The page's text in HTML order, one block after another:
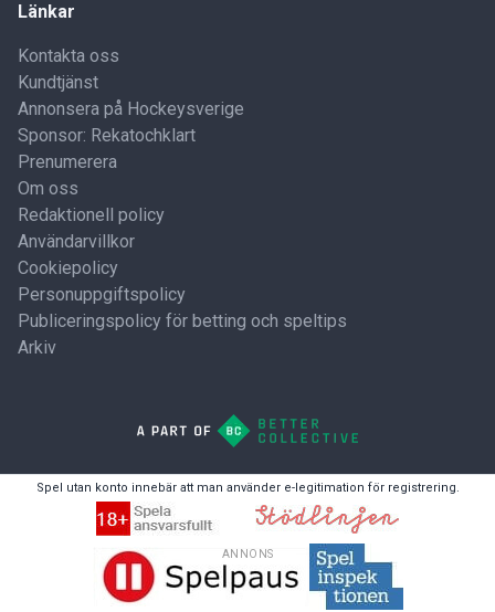
ANNONS
Länkar
Kontakta oss
Kundtjänst
Annonsera på Hockeysverige
Sponsor: Rekatochklart
Prenumerera
Om oss
Redaktionell policy
Användarvillkor
Cookiepolicy
Personuppgiftspolicy
Publiceringspolicy för betting och speltips
Arkiv
Spel utan konto innebär att man använder e-legitimation för registrering.